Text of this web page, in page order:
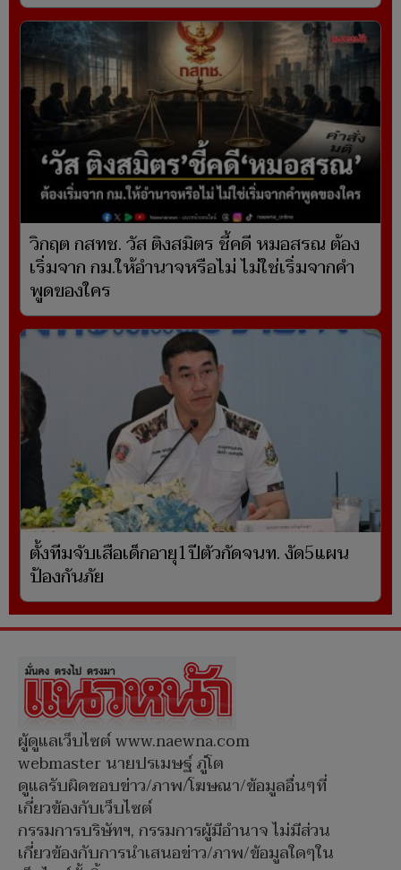
วิกฤต กสทช. วัส ติงสมิตร ชี้คดี หมอสรณ ต้อง
เริ่มจาก กม.ให้อำนาจหรือไม่ ไม่ใช่เริ่มจากคำ
พูดของใคร
ตั้งทีมจับเสือเด็กอายุ1ปีตัวกัดจนท. งัด5แผน
ป้องกันภัย
ผู้ดูแลเว็บไซต์ www.naewna.com
webmaster นายปรเมษฐ์ ภู่โต
ดูแลรับผิดชอบข่าว/ภาพ/โฆษณา/ข้อมูลอื่นๆที่
เกี่ยวข้องกับเว็บไซต์
กรรมการบริษัทฯ, กรรมการผู้มีอำนาจ ไม่มีส่วน
เกี่ยวข้องกับการนำเสนอข่าว/ภาพ/ข้อมูลใดๆใน